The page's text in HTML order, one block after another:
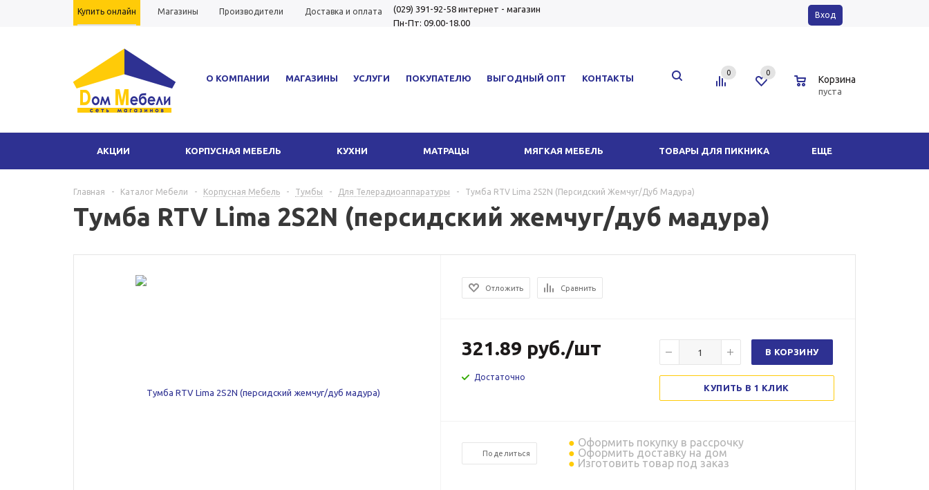
Купить онлайн Магазины Производители Доставка и оплата Вход
(029) 391-92-58 интернет - магазин
Пн-Пт: 09.00-18.00
О КОМПАНИИ МАГАЗИНЫ УСЛУГИ ПОКУПАТЕЛЮ ВЫГОДНЫЙ ОПТ КОНТАКТЫ
0 0
Корзина
пуста
АКЦИИ КОРПУСНАЯ МЕБЕЛЬ КУХНИ МАТРАЦЫ МЯГКАЯ МЕБЕЛЬ ТОВАРЫ ДЛЯ ПИКНИКА ЕЩЕ
Главная - Каталог Мебели - Корпусная Мебель - Тумбы - Для Телерадиоаппаратуры - Тумба RTV Lima 2S2N (персидский Жемчуг/дуб Мадура)
Тумба RTV Lima 2S2N (персидский жемчуг/дуб мадура)
Отложить Сравнить
321.89 руб./шт
Достаточно
В КОРЗИНУ
КУПИТЬ В 1 КЛИК
Поделиться
Оформить покупку в рассрочку
Оформить доставку на дом
Изготовить товар под заказ